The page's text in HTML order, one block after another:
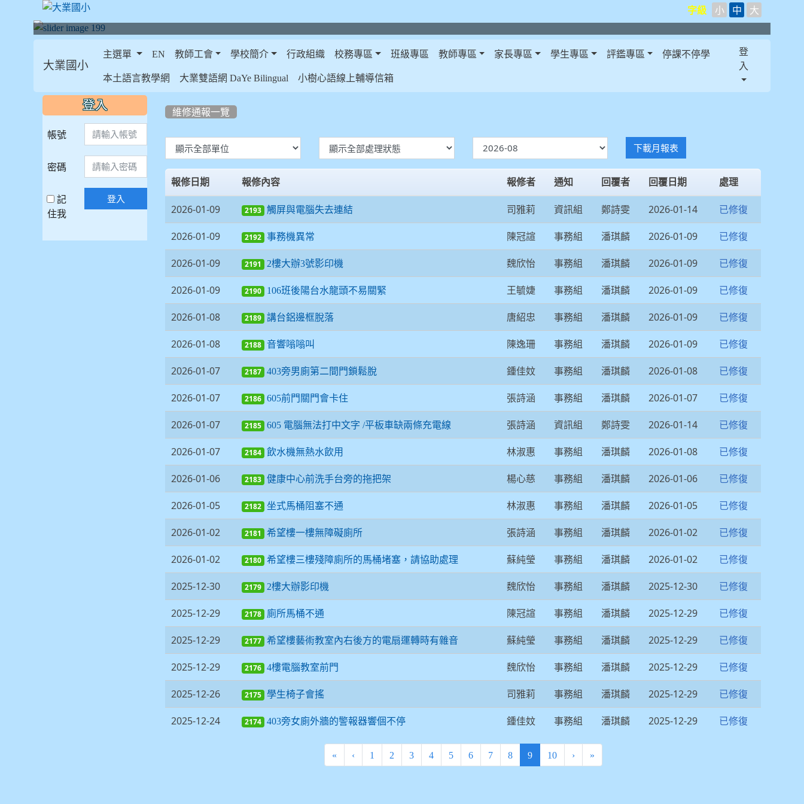
字級 小 中 大
大業國小
主選單 EN 教師工會 學校簡介 行政組織 校務專區 班級專區 教師專區 家長專區 學生專區 評鑑專區 停課不停學
本土語言教學網 大業雙語網 DaYe Bilingual 小樹心語線上輔導信箱
登
入
維修通報一覽
List Repair 下載月報表
報修日期 報修內容 報修者 通知 回覆者 回覆日期 處理
2026-01-09 2193 觸屏與電腦失去連結 司雅莉 資訊組 鄭詩雯 2026-01-14 已修復
2026-01-09 2192 事務機異常 陳冠諠 事務組 潘琪麟 2026-01-09 已修復
2026-01-09 2191 2樓大辦3號影印機 魏欣怡 事務組 潘琪麟 2026-01-09 已修復
2026-01-09 2190 106班後陽台水龍頭不易關緊 王毓婕 事務組 潘琪麟 2026-01-09 已修復
2026-01-08 2189 講台鋁邊框脫落 唐紹忠 事務組 潘琪麟 2026-01-09 已修復
2026-01-08 2188 音響嗡嗡叫 陳逸珊 事務組 潘琪麟 2026-01-09 已修復
2026-01-07 2187 403旁男廁第二間門鎖鬆脫 鍾佳妏 事務組 潘琪麟 2026-01-08 已修復
2026-01-07 2186 605前門關門會卡住 張詩涵 事務組 潘琪麟 2026-01-07 已修復
2026-01-07 2185 605 電腦無法打中文字 /平板車缺兩條充電線 張詩涵 資訊組 鄭詩雯 2026-01-14 已修復
2026-01-07 2184 飲水機無熱水飲用 林淑惠 事務組 潘琪麟 2026-01-08 已修復
2026-01-06 2183 健康中心前洗手台旁的拖把架 楊心慈 事務組 潘琪麟 2026-01-06 已修復
2026-01-05 2182 坐式馬桶阻塞不通 林淑惠 事務組 潘琪麟 2026-01-05 已修復
2026-01-02 2181 希望樓一樓無障礙廁所 張詩涵 事務組 潘琪麟 2026-01-02 已修復
2026-01-02 2180 希望樓三樓殘障廁所的馬桶堵塞，請協助處理 蘇純瑩 事務組 潘琪麟 2026-01-02 已修復
2025-12-30 2179 2樓大辦影印機 魏欣怡 事務組 潘琪麟 2025-12-30 已修復
2025-12-29 2178 廁所馬桶不通 陳冠諠 事務組 潘琪麟 2025-12-29 已修復
2025-12-29 2177 希望樓藝術教室內右後方的電扇運轉時有雜音 蘇純瑩 事務組 潘琪麟 2025-12-29 已修復
2025-12-29 2176 4樓電腦教室前門 魏欣怡 事務組 潘琪麟 2025-12-29 已修復
2025-12-26 2175 學生椅子會搖 司雅莉 事務組 潘琪麟 2025-12-29 已修復
2025-12-24 2174 403旁女廁外牆的警報器響個不停 鍾佳妏 事務組 潘琪麟 2025-12-29 已修復
« ‹ 1 2 3 4 5 6 7 8 9(current)
10 › »
::: 登入
帳號
密碼
記
住我
登入